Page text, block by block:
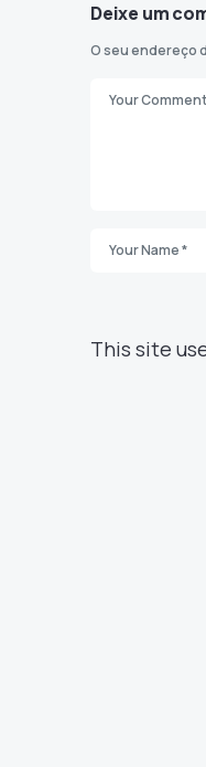
Deixe um
O seu endereço
This site